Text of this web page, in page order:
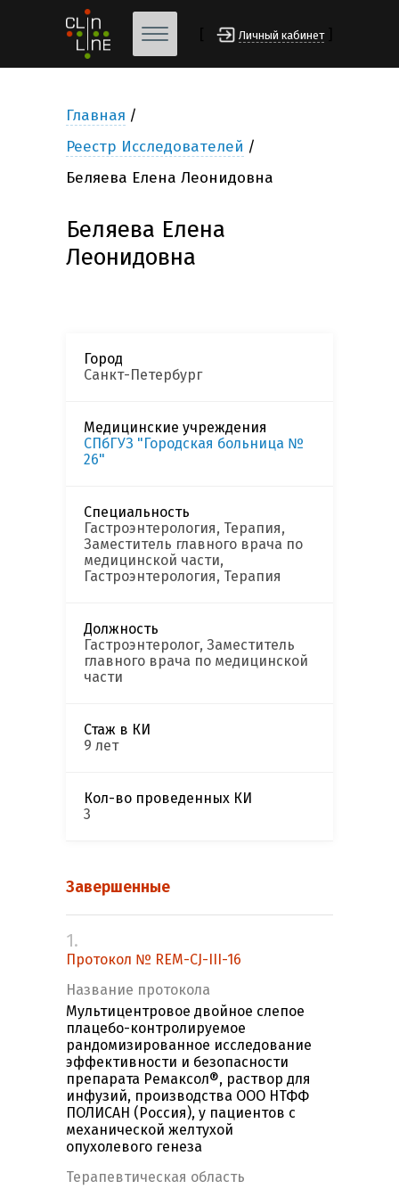
Личный кабинет
Главная
Реестр Исследователей
Беляева Елена Леонидовна
Беляева Елена
Леонидовна
Город
Санкт-Петербург
Медицинские учреждения
СПбГУЗ "Городская больница №
26"
Специальность
Гастроэнтерология, Терапия,
Заместитель главного врача по
медицинской части,
Гастроэнтерология, Терапия
Должность
Гастроэнтеролог, Заместитель
главного врача по медицинской
части
Стаж в КИ
9 лет
Кол-во проведенных КИ
3
Завершенные
1.
Протокол № REM-CJ-III-16
Название протокола
Мультицентровое двойное слепое
плацебо-контролируемое
рандомизированное исследование
эффективности и безопасности
препарата Ремаксол®, раствор для
инфузий, производства ООО НТФФ
ПОЛИСАН (Россия), у пациентов с
механической желтухой
опухолевого генеза
Терапевтическая область